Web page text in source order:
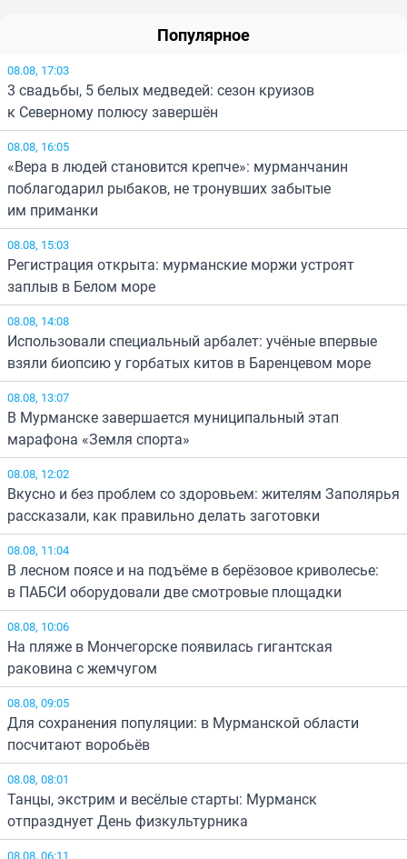
Популярное
08.08, 17:03
3 свадьбы, 5 белых медведей: сезон круизов
к Северному полюсу завершён
08.08, 16:05
«Вера в людей становится крепче»: мурманчанин
поблагодарил рыбаков, не тронувших забытые
им приманки
08.08, 15:03
Регистрация открыта: мурманские моржи устроят
заплыв в Белом море
08.08, 14:08
Использовали специальный арбалет: учёные впервые
взяли биопсию у горбатых китов в Баренцевом море
08.08, 13:07
В Мурманске завершается муниципальный этап
марафона «Земля спорта»
08.08, 12:02
Вкусно и без проблем со здоровьем: жителям Заполярья
рассказали, как правильно делать заготовки
08.08, 11:04
В лесном поясе и на подъёме в берёзовое криволесье:
в ПАБСИ оборудовали две смотровые площадки
08.08, 10:06
На пляже в Мончегорске появилась гигантская
раковина с жемчугом
08.08, 09:05
Для сохранения популяции: в Мурманской области
посчитают воробьёв
08.08, 08:01
Танцы, экстрим и весёлые старты: Мурманск
отпразднует День физкультурника
08.08, 06:11